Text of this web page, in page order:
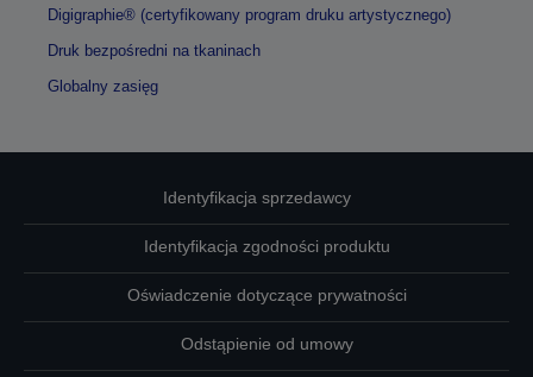
Digigraphie® (certyfikowany program druku artystycznego)
Druk bezpośredni na tkaninach
Globalny zasięg
Identyfikacja sprzedawcy
Identyfikacja zgodności produktu
Oświadczenie dotyczące prywatności
Odstąpienie od umowy